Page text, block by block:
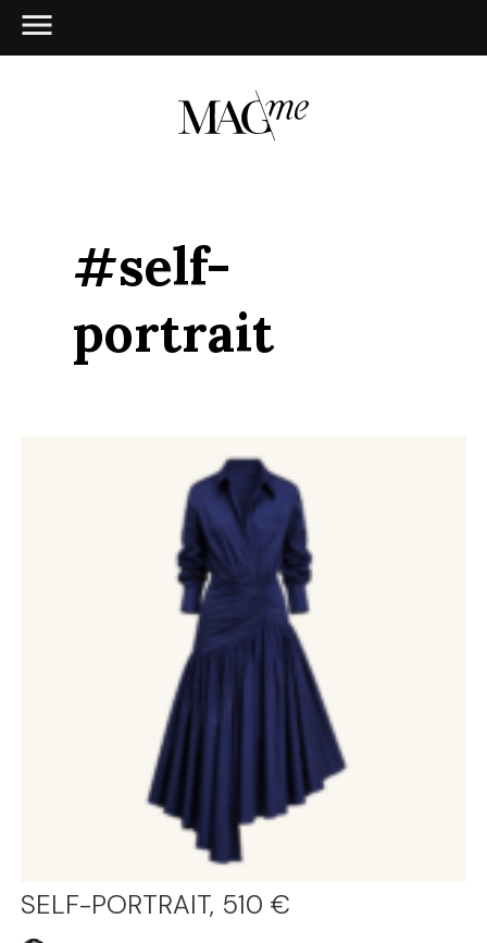
#self-
portrait
SELF-PORTRAIT, 510 €